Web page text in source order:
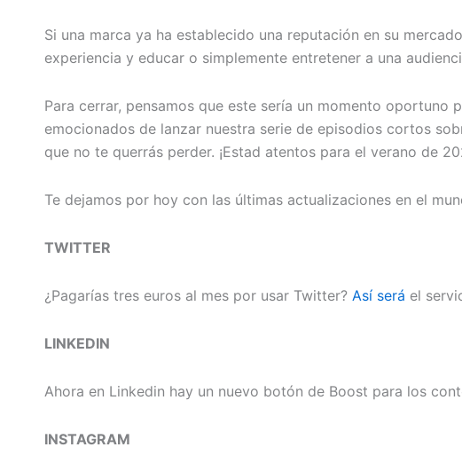
Si una marca ya ha establecido una reputación en su
experiencia y educar o simplemente entretener a una
Para cerrar, pensamos que este sería un momento oportuno
emocionados de lanzar nuestra serie de episodios cortos
que no te querrás perder. ¡Estad atentos para el verano de
Te dejamos por hoy con las últimas actualizaciones en el
TWITTER
¿Pagarías tres euros al mes por usar Twitter? Así será el
LINKEDIN
Ahora en Linkedin hay un nuevo botón de Boost para los
INSTAGRAM